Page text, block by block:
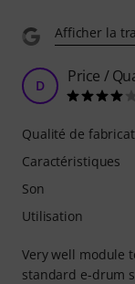
Afficher la
D Price /
Very well module
standard e-drum
Qualité de
Caractéristiques
Son
Utilisation